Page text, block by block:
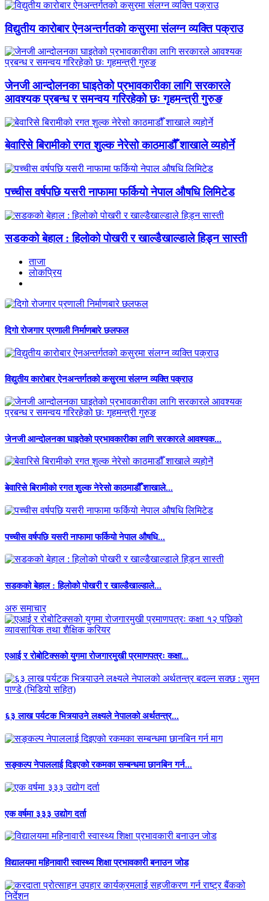
विद्युतीय कारोबार ऐनअन्तर्गतको कसुरमा संलग्न व्यक्ति पक्राउ
जेनजी आन्दोलनका घाइतेको प्रभावकारीका लागि सरकारले
आवश्यक प्रबन्ध र समन्वय गरिरहेको छः गृहमन्त्री गुरुङ
बेवारिसे बिरामीको रगत शुल्क नेरेसो काठमाडौँ शाखाले व्यहोर्ने
पच्चीस वर्षपछि यसरी नाफामा फर्कियो नेपाल औषधि लिमिटेड
सडकको बेहाल : हिलोको पोखरी र खाल्डैखाल्डाले हिड्न सास्ती
ताजा
लाेकप्रिय
दिगो रोजगार प्रणाली निर्माणबारे छलफल
विद्युतीय कारोबार ऐनअन्तर्गतको कसुरमा संलग्न व्यक्ति पक्राउ
जेनजी आन्दोलनका घाइतेको प्रभावकारीका लागि सरकारले आवश्यक...
बेवारिसे बिरामीको रगत शुल्क नेरेसो काठमाडौँ शाखाले...
पच्चीस वर्षपछि यसरी नाफामा फर्कियो नेपाल औषधि...
सडकको बेहाल : हिलोको पोखरी र खाल्डैखाल्डाले...
अरु समाचार
एआई र रोबोटिक्सको युगमा रोजगारमुखी प्रमाणपत्रः कक्षा...
६३ लाख पर्यटक भित्र्याउने लक्ष्यले नेपालको अर्थतन्त्र...
सङ्कल्प नेपाललाई दिइएको रकमका सम्बन्धमा छानबिन गर्न...
एक वर्षमा ३३३ उद्योग दर्ता
विद्यालयमा महिनावारी स्वास्थ्य शिक्षा प्रभावकारी बनाउन जोड